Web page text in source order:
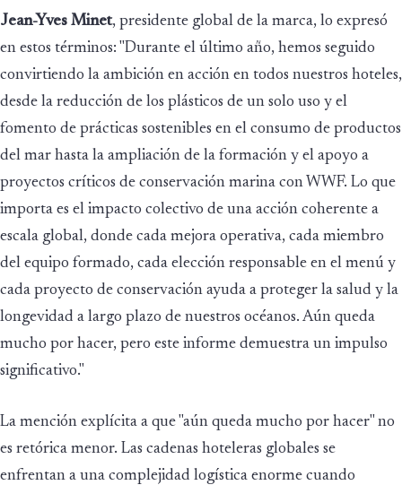
Jean-Yves Minet, presidente global de la marca, lo expresó
en estos términos: "Durante el último año, hemos seguido
convirtiendo la ambición en acción en todos nuestros hoteles,
desde la reducción de los plásticos de un solo uso y el
fomento de prácticas sostenibles en el consumo de productos
del mar hasta la ampliación de la formación y el apoyo a
proyectos críticos de conservación marina con WWF. Lo que
importa es el impacto colectivo de una acción coherente a
escala global, donde cada mejora operativa, cada miembro
del equipo formado, cada elección responsable en el menú y
cada proyecto de conservación ayuda a proteger la salud y la
longevidad a largo plazo de nuestros océanos. Aún queda
mucho por hacer, pero este informe demuestra un impulso
significativo."
La mención explícita a que "aún queda mucho por hacer" no
es retórica menor. Las cadenas hoteleras globales se
enfrentan a una complejidad logística enorme cuando